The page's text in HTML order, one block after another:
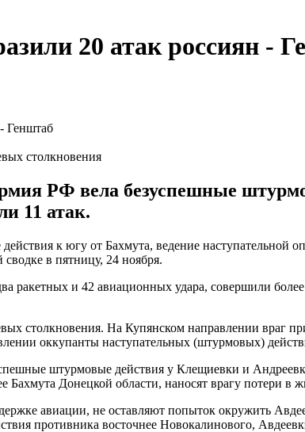
20 атак россиян -
столкновения
РФ вела безуспешные
11 атак.
к югу от Бахмута, ведение наступательной
в пятницу, 24 ноября.
ракетных и 42 авиационных удара, совершили
столкновения. На Купянском направлении враг
оккупанты наступательных (штурмовых)
штурмовые действия у Клещиевки и
Донецкой области, наносят врагу потери в
авиации, не оставляют попыток окружить
противника восточнее Новокалинового,